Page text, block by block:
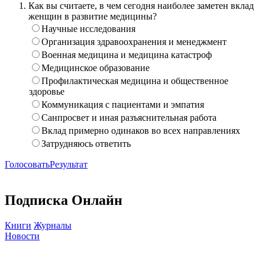
Как вы считаете, в чем сегодня наиболее заметен вклад
женщин в развитие медицины?
Научные исследования
Организация здравоохранения и менеджмент
Военная медицина и медицина катастроф
Медицинское образование
Профилактическая медицина и общественное
здоровье
Коммуникация с пациентами и эмпатия
Санпросвет и иная разъяснительная работа
Вклад примерно одинаков во всех направлениях
Затрудняюсь ответить
ГолосоватьРезультат
Подписка Онлайн
Книги Журналы
Новости